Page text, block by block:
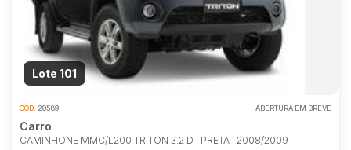
Lote 101
COD. 20589 ABERTURA EM BREVE
Carro
CAMINHONE MMC/L200 TRITON 3.2 D | PRETA | 2008/2009